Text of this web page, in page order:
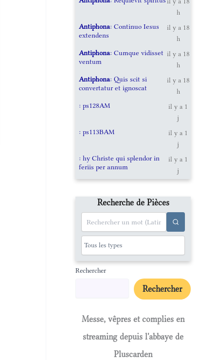
h
Antiphona: Continuo Iesus
extendens
il y a 18
h
Antiphona: Cumque vidisset
ventum
il y a 18
h
Antiphona: Quis scit si
convertatur et ignoscat
il y a 18
h
: ps128AM
il y a 1
j
: ps113BAM
il y a 1
j
: hy Christe qui splendor in
feriis per annum
il y a 1
j
Recherche de Pièces
Rechercher
Rechercher
Messe, vêpres et complies en
streaming depuis l'abbaye de
Pluscarden